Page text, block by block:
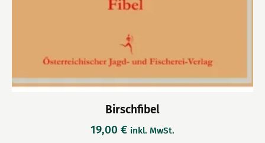
Birschfibel
19,00 € inkl. MwSt.